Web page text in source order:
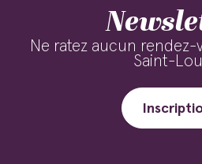
Ne ratez aucun rendez-
Saint-